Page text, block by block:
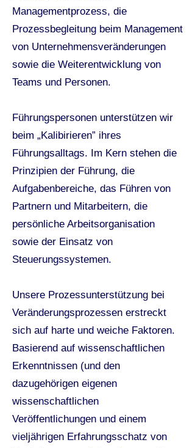
Managementprozess, die
Prozessbegleitung beim Management
von Unternehmensveränderungen
sowie die Weiterentwicklung von
Teams und Personen.
Führungspersonen unterstützen wir
beim „Kalibirieren” ihres
Führungsalltags. Im Kern stehen die
Prinzipien der Führung, die
Aufgabenbereiche, das Führen von
Partnern und Mitarbeitern, die
persönliche Arbeitsorganisation
sowie der Einsatz von
Steuerungssystemen.
Unsere Prozessunterstützung bei
Veränderungsprozessen erstreckt
sich auf harte und weiche Faktoren.
Basierend auf wissenschaftlichen
Erkenntnissen (und den
dazugehörigen eigenen
wissenschaftlichen
Veröffentlichungen und einem
vieljährigen Erfahrungsschatz von